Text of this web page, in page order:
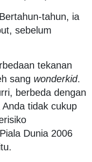
tahun, ia
sebelum
tekanan
sang wonderkid.
berbeda dengan
tidak cukup
Dunia 2006